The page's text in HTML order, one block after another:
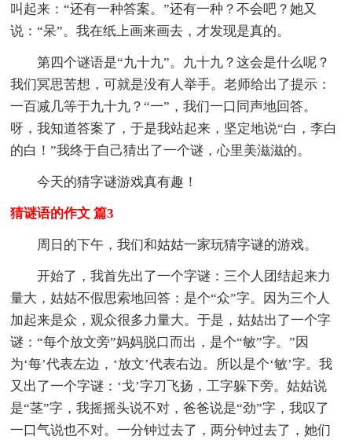
叫起来：“还有一种答案。”还有一种？不会吧？她又
说：“呆”。我在纸上画来画去，才发现是真的。
第四个谜语是“九十九”。九十九？这会是什么呢？
我们冥思苦想，可就是没有人举手。老师给出了提示：
一百减几等于九十九？“一”，我们一口同声地回答。
呀，我知道答案了，于是我站起来，坚定地说“白，李白
的白！”我终于自己猜出了一个谜，心里美滋滋的。
今天的猜字谜游戏真有趣！
猜谜语的作文 篇3
周日的下午，我们和姑姑一家玩猜字谜的游戏。
开始了，我首先出了一个字谜：三个人团结起来力
量大，姑姑不假思索地回答：是个“众”字。因为三个人
加起来是众，观众很多力量大。于是，姑姑出了一个字
谜：“每个放文旁”妈妈脱口而出，是个“敏”字。”因
为‘每’代表左边，‘放文’代表右边。所以是个‘敏’字。我
又出了一个字谜：‘戈’字刀飞扬，工字躲下旁。姑姑说
是“茎”字，我摇摇头说不对，爸爸说是“劲”字，我叹了
一口气说也不对。一分钟过去了，两分钟过去了，她们